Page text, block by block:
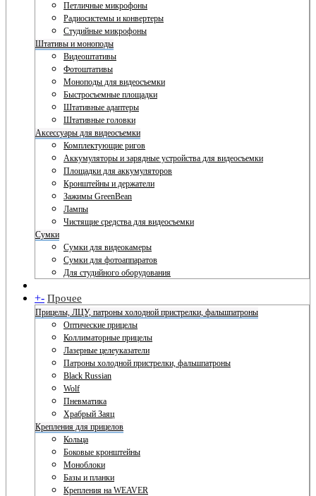
Петличные микрофоны
Радиосистемы и конвертеры
Студийные микрофоны
Штативы и моноподы
Видеоштативы
Фотоштативы
Моноподы для видеосъемки
Быстросъемные площадки
Штативные адаптеры
Штативные головки
Аксессуары для видеосъемки
Комплектующие ригов
Аккумуляторы и зарядные устройства для видеосъемки
Площадки для аккумуляторов
Кронштейны и держатели
Зажимы GreenBean
Лампы
Чистящие средства для видеосъемки
Сумки
Сумки для видеокамеры
Сумки для фотоаппаратов
Для студийного оборудования
+- Прочее
Прицелы, ЛЦУ, патроны холодной пристрелки, фальшпатроны
Оптические прицелы
Коллиматорные прицелы
Лазерные целеуказатели
Патроны холодной пристрелки, фальшпатроны
Black Russian
Wolf
Пневматика
Храбрый Заяц
Крепления для прицелов
Кольца
Боковые кронштейны
Моноблоки
Базы и планки
Крепления на WEAVER